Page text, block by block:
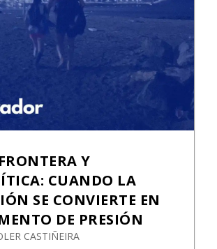
Y
CUANDO LA
SE CONVIERTE EN
DE PRESIÓN
CASTIÑEIRA